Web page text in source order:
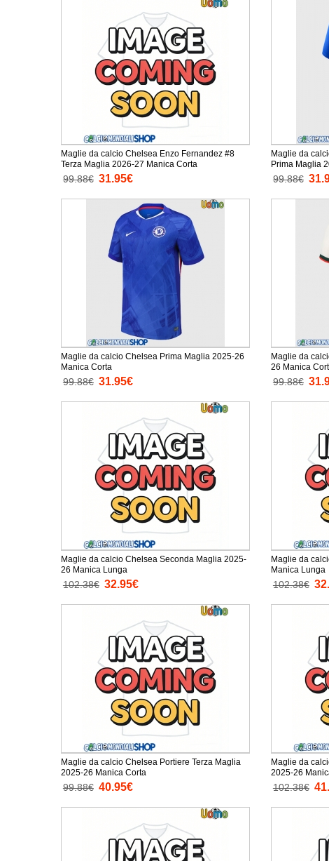
Maglie da calcio Chelsea Enzo Fernandez #8
Terza Maglia 2026-27 Manica Corta
99.88€ 31.95€
Maglie da
Prima Maglia
99.88€
Maglie da calcio Chelsea Prima Maglia 2025-26
Manica Corta
99.88€ 31.95€
Maglie da
26 Manica
99.88€
Maglie da calcio Chelsea Seconda Maglia 2025-
26 Manica Lunga
102.38€ 32.95€
Maglie da
Manica Lunga
102.38€
Maglie da calcio Chelsea Portiere Terza Maglia
2025-26 Manica Corta
99.88€ 40.95€
Maglie da
2025-26
102.38€